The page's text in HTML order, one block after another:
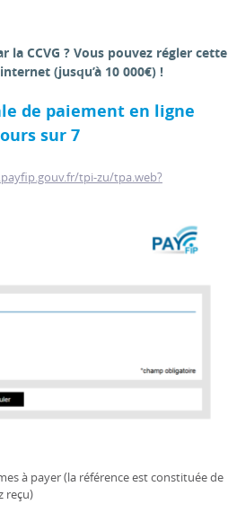
la CCVG ? Vous pouvez régler cette
(jusqu’à 10 000€) !
de paiement en ligne
sur 7
tpi-zu/tpa.web?
à payer (la référence est constituée de
reçu)